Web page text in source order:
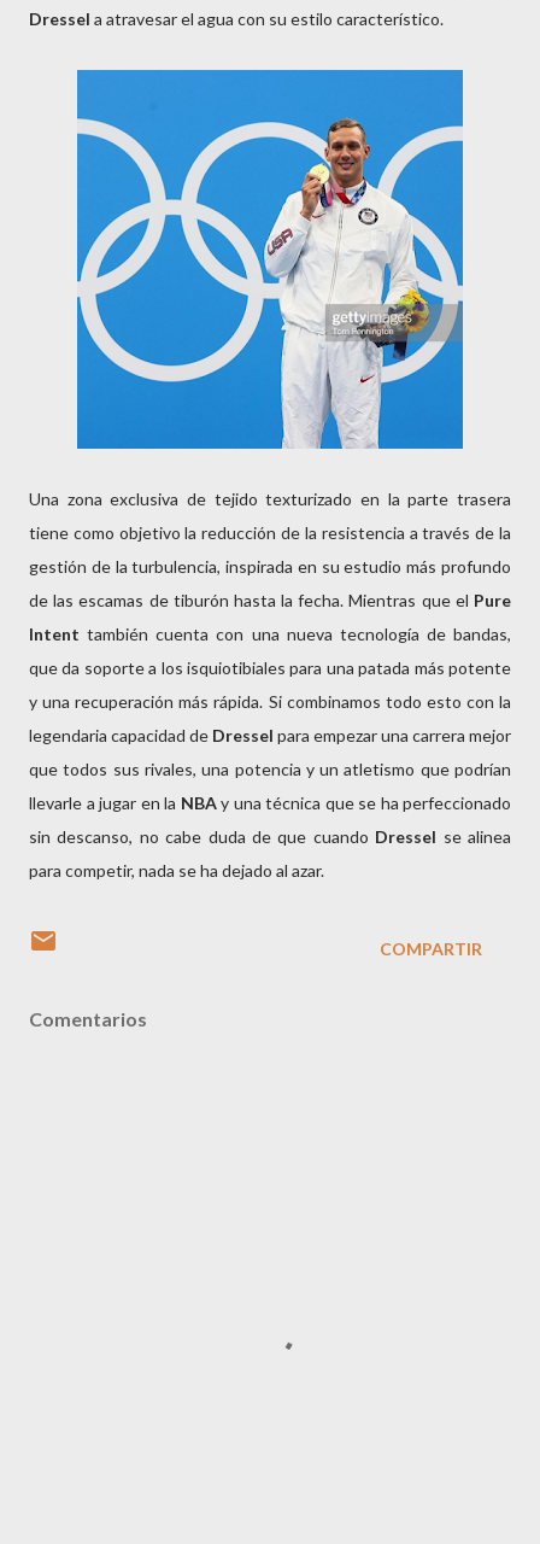
Dressel a atravesar el agua con su estilo característico.
Una zona exclusiva de tejido texturizado en la parte trasera
tiene como objetivo la reducción de la resistencia a través de la
gestión de la turbulencia, inspirada en su estudio más profundo
de las escamas de tiburón hasta la fecha. Mientras que el Pure
Intent también cuenta con una nueva tecnología de bandas,
que da soporte a los isquiotibiales para una patada más potente
y una recuperación más rápida. Si combinamos todo esto con la
legendaria capacidad de Dressel para empezar una carrera mejor
que todos sus rivales, una potencia y un atletismo que podrían
llevarle a jugar en la NBAy una técnica que se ha perfeccionado
sin descanso, no cabe duda de que cuando Dressel se alinea
para competir, nada se ha dejado al azar.
COMPARTIR
Comentarios